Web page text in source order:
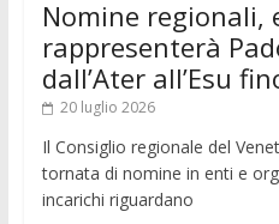
Nomine regionali,
rappresenterà
dall’Ater all’Esu
20 luglio 2026
Il Consiglio regionale del
tornata di nomine in enti e
incarichi riguardano